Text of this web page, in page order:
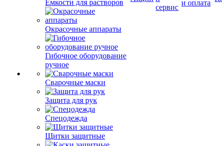
Емкости для растворов
Окрасочные аппараты
Гибочное оборудование
ручное
Сварочные маски
Защита для рук
Спецодежда
Щитки защитные
сервис
и оплата